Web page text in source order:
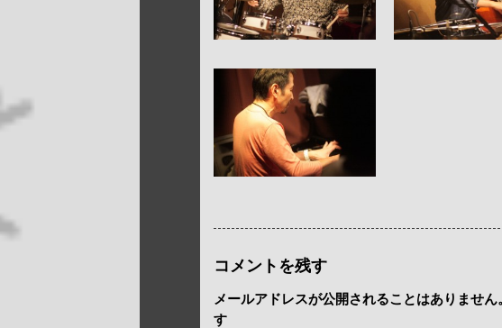
コメントを残す
メールアドレスが公開されることはありません
す